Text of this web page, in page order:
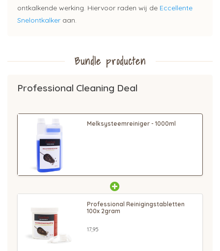
ontkalkende werking. Hiervoor raden wij de Eccellente
Snelontkalker aan.
Bundle producten
Professional Cleaning Deal
Melksysteemreiniger - 1000ml
Professional Reinigingstabletten
100x 2gram
17,95